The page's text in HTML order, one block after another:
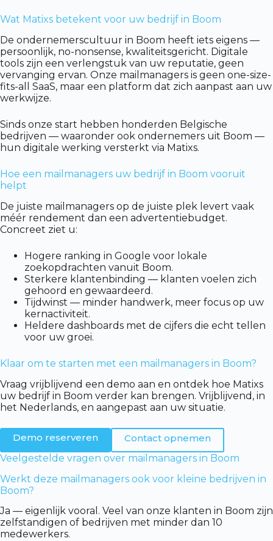
Wat Matixs betekent voor uw bedrijf in Boom
De ondernemerscultuur in Boom heeft iets eigens —
persoonlijk, no-nonsense, kwaliteitsgericht. Digitale
tools zijn een verlengstuk van uw reputatie, geen
vervanging ervan. Onze mailmanagers is geen one-size-
fits-all SaaS, maar een platform dat zich aanpast aan uw
werkwijze.
Sinds onze start hebben honderden Belgische
bedrijven — waaronder ook ondernemers uit Boom —
hun digitale werking versterkt via Matixs.
Hoe een mailmanagers uw bedrijf in Boom vooruit
helpt
De juiste mailmanagers op de juiste plek levert vaak
méér rendement dan een advertentiebudget.
Concreet ziet u:
Hogere ranking in Google voor lokale
zoekopdrachten vanuit Boom.
Sterkere klantenbinding — klanten voelen zich
gehoord en gewaardeerd.
Tijdwinst — minder handwerk, meer focus op uw
kernactiviteit.
Heldere dashboards met de cijfers die echt tellen
voor uw groei.
Klaar om te starten met een mailmanagers in Boom?
Vraag vrijblijvend een demo aan en ontdek hoe Matixs
uw bedrijf in Boom verder kan brengen. Vrijblijvend, in
het Nederlands, en aangepast aan uw situatie.
Demo reserveren
Contact opnemen
Veelgestelde vragen over mailmanagers in Boom
Werkt deze mailmanagers ook voor kleine bedrijven in
Boom?
Ja — eigenlijk vooral. Veel van onze klanten in Boom zijn
zelfstandigen of bedrijven met minder dan 10
medewerkers.